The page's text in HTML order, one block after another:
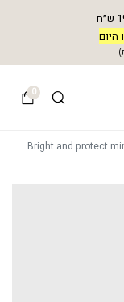
0
Bright and protect